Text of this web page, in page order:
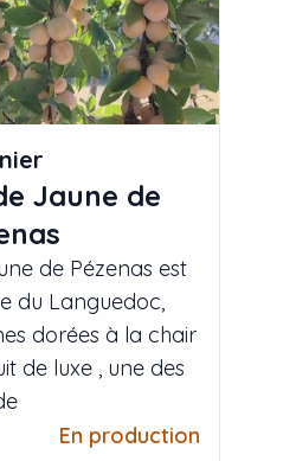
Jaune de
de Pézenas est
du Languedoc,
dorées à la chair
de luxe , une des
En production